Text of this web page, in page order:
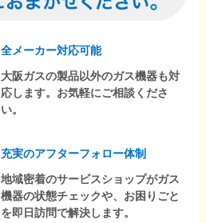
全メーカー対応可能
大阪ガスの製品以外のガス機器も対
応します。お気軽にご相談くださ
い。
充実のアフターフォロー体制
地域密着のサービスショップがガス
機器の状態チェックや、お困りごと
を即日訪問で解決します。